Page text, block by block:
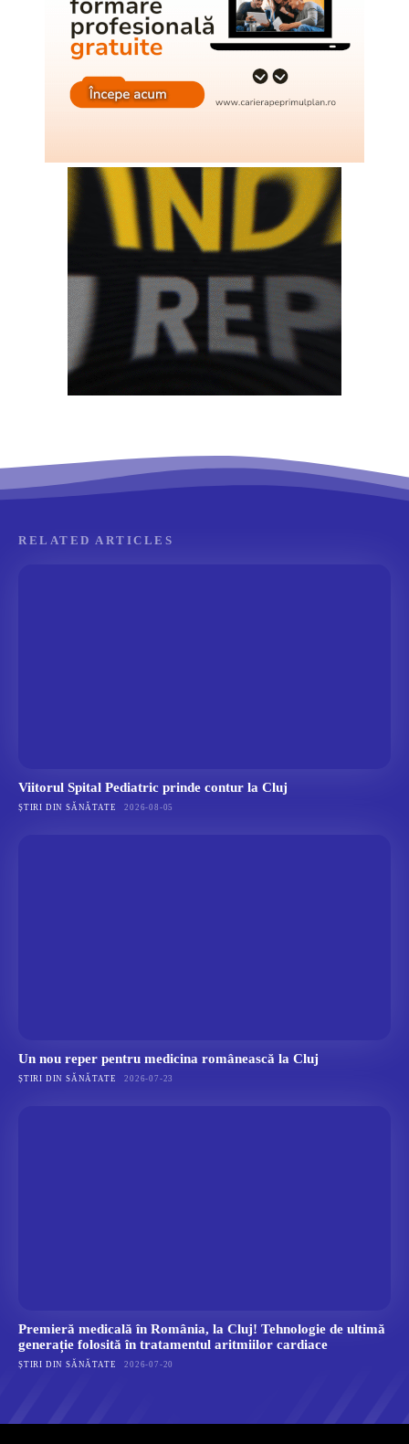
RELATED ARTICLES
Viitorul Spital Pediatric prinde contur la Cluj
ȘTIRI DIN SĂNĂTATE 2026-08-05
Un nou reper pentru medicina românească la Cluj
ȘTIRI DIN SĂNĂTATE 2026-07-23
Premieră medicală în România, la Cluj! Tehnologie de ultimă
generație folosită în tratamentul aritmiilor cardiace
ȘTIRI DIN SĂNĂTATE 2026-07-20